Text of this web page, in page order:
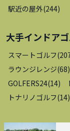
駅近の屋外(244)
大手インドア
スマートゴルフ(
ラウンジレンジ(68)
GOLFERS24(14)
トナリノゴルフ(14)